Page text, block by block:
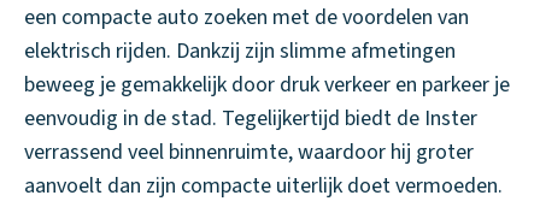
een compacte auto zoeken met de voordelen van
elektrisch rijden. Dankzij zijn slimme afmetingen
beweeg je gemakkelijk door druk verkeer en parkeer je
eenvoudig in de stad. Tegelijkertijd biedt de Inster
verrassend veel binnenruimte, waardoor hij groter
aanvoelt dan zijn compacte uiterlijk doet vermoeden.